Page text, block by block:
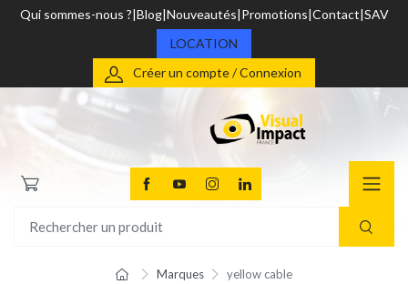
Qui sommes-nous ? Blog Nouveautés Promotions Contact SAV
LOCATION
Créer un compte / Connexion
Marques yellow cable